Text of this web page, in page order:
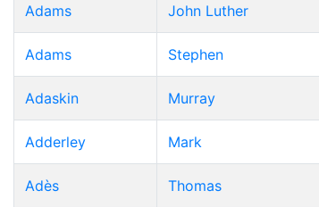
Adams John Luther
Adams Stephen
Adaskin Murray
Adderley Mark
Adès Thomas